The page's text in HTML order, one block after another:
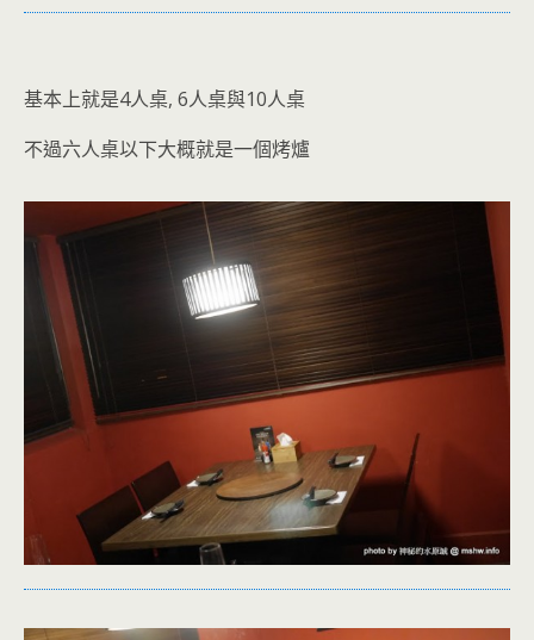
基本上就是4人桌, 6人桌與10人桌
不過六人桌以下大概就是一個烤爐